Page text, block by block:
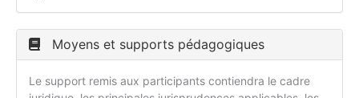
Moyens et supports pédagogiques
Le support remis aux participants contiendra le cadre